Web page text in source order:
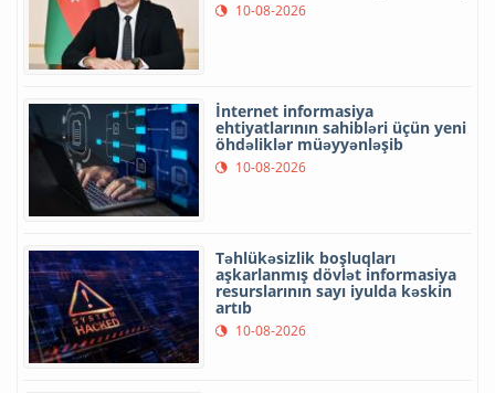
10-08-2026
İnternet informasiya
ehtiyatlarının sahibləri üçün yeni
öhdəliklər müəyyənləşib
10-08-2026
Təhlükəsizlik boşluqları
aşkarlanmış dövlət informasiya
resurslarının sayı iyulda kəskin
artıb
10-08-2026